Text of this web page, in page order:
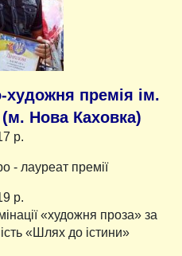
художня премія ім.
Нова Каховка)
р.
- лауреат премії
р.
«художня проза» за
«Шлях до істини»